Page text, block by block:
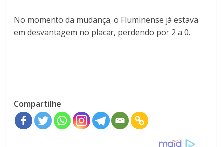
No momento da mudança, o Fluminense já estava
em desvantagem no placar, perdendo por 2 a 0.
Compartilhe